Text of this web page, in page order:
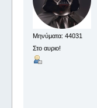
Μηνύματα: 44031
Στο αυριο!